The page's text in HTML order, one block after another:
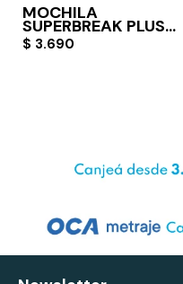
MOCHILA
SUPERBREAK PLUS
FX
$ 3.690